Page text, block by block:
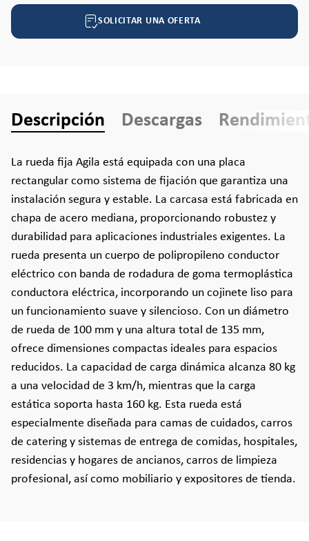
SOLICITAR UNA OFERTA
Descripción Descargas
La rueda fija Agila está equipada con una placa
rectangular como sistema de fijación que garantiza una
instalación segura y estable. La carcasa está fabricada en
chapa de acero mediana, proporcionando robustez y
durabilidad para aplicaciones industriales exigentes. La
rueda presenta un cuerpo de polipropileno conductor
eléctrico con banda de rodadura de goma termoplástica
conductora eléctrica, incorporando un cojinete liso para
un funcionamiento suave y silencioso. Con un diámetro
de rueda de 100 mm y una altura total de 135 mm,
ofrece dimensiones compactas ideales para espacios
reducidos. La capacidad de carga dinámica alcanza 80 kg
a una velocidad de 3 km/h, mientras que la carga
estática soporta hasta 160 kg. Esta rueda está
especialmente diseñada para camas de cuidados, carros
de catering y sistemas de entrega de comidas, hospitales,
residencias y hogares de ancianos, carros de limpieza
profesional, así como mobiliario y expositores de tienda.